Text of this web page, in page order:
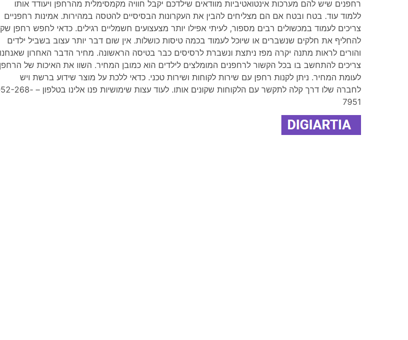
רחפנים שיש להם מערכות אינטואטיביות מוודאים שילדכם יקבל חוויה מקמסימלית מהרחפן ויעודד אותו
ללמוד עוד. בטח ובטח אם הם מצליחים להבין את העקרונות הבסיסיים להטסה במהירות. אמינות רחפניים
צריכים לעמוד במכשולים רבים מספור, לעיתי אפילו יותר מצעצועים חשמליים רגילים. כדאי לחפש רחפן
להחליף את חלקים שנשברים או שיוכל לעמוד בכמה טיסות כושלות. אין שום דבר יותר עצוב בשביל ילדים
והורים לראות מתנה יקרה מפז ניתצת ונשברת לרסיסים כבר בטיסה הראשונה. מחיר הדבר האחרון שאנחנו
צריכים להתחשב בו בכל הקשור לרחפנים המומלצים לילדים הוא כמובן המחיר. השוו את האיכות של הרחפן
לעומת המחיר. ניתן לקנות רחפן עם שירות לקוחות ושירות טכני. כדאי ללכת על מוצר שידוע ברשת ויש
לחברה שלו דרך קלה לתקשר עם הלקוחות שקונים אותו. לעוד עצות שימושיות פנו אלינו
7951